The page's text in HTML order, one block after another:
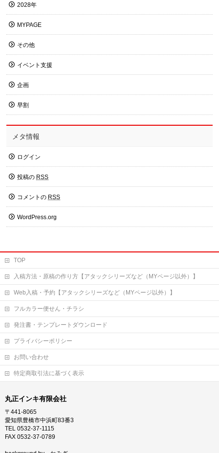
2028年
MYPAGE
その他
イベント支援
企画
早割
メタ情報
ログイン
投稿の RSS
コメントの RSS
WordPress.org
TOP
入稿方法・原稿の作り方【アタックシリーズなど（MYページ以外）】
Web入稿・予約【アタックシリーズなど（MYページ以外）】
フルカラー便せん・チラシ
発注書・テンプレートダウンロード
プライバシーポリシー
お問い合わせ
特定商取引法に基づく表示
丸正インキ有限会社
〒441-8065
愛知県豊橋市中浜町83番3
TEL 0532-37-1115
FAX 0532-37-0789